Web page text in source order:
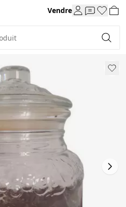
Vendre